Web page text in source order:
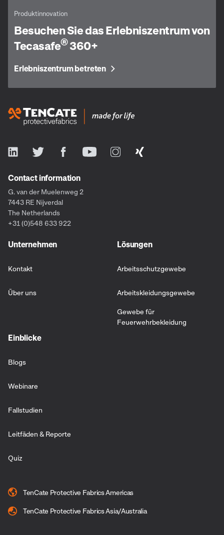
Produktinnovation
Besuchen Sie das Erlebniszentrum von
Tecasafe®360+
Erlebniszentrum betreten
Contact information
G. van der Muelenweg 2
7443 RE Nijverdal
The Netherlands
+31 (0)548 633 922
Unternehmen
Kontakt
Über uns
Lösungen
Arbeitsschutzgewebe
Arbeitskleidungsgewebe
Gewebe für
Feuerwehrbekleidung
Einblicke
Blogs
Webinare
Fallstudien
Leitfäden & Reporte
Quiz
TenCate Protective Fabrics Americas
TenCate Protective Fabrics Asia/Australia